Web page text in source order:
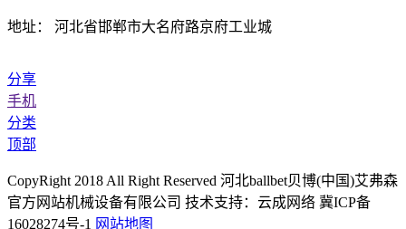
地址： 河北省邯郸市大名府路京府工业城
分享
手机
分类
顶部
CopyRight 2018 All Right Reserved 河北ballbet贝博(中国)艾弗森
官方网站机械设备有限公司 技术支持：云成网络 冀ICP备
16028274号-1 网站地图